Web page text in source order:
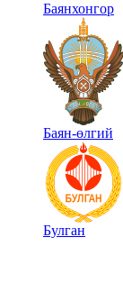
Баянхонгор
Баян-өлгий
Булган